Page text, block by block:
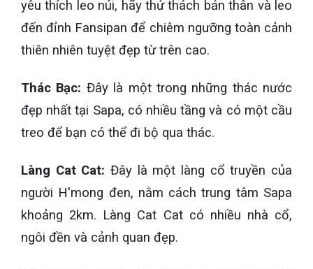
yêu thích leo núi, hãy thử thách bản thân và leo
đến đỉnh Fansipan để chiêm ngưỡng toàn cảnh
thiên nhiên tuyệt đẹp từ trên cao.
Thác Bạc: Đây là một trong những thác nước
đẹp nhất tại Sapa, có nhiều tầng và có một cầu
treo để bạn có thể đi bộ qua thác.
Làng Cat Cat: Đây là một làng cổ truyền của
người H'mong đen, nằm cách trung tâm Sapa
khoảng 2km. Làng Cat Cat có nhiều nhà cổ,
ngôi đền và cảnh quan đẹp.